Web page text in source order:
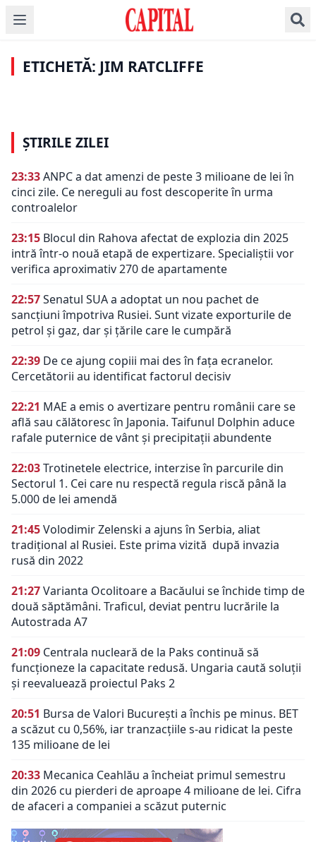
ETICHETĂ: JIM RATCLIFFE
„armele nucleare
digitale”. Directorul
asupra noii curse
tehnologice
ȘTIRI DE ULTIMĂ ORĂ
Un nou miliardar la
Cine a devenit
proprietarul clubului
construiască mașini
vehemenți susținători
ȘTIRILE ZILEI
23:33ANPC a dat amenzi de peste 3 milioane de lei în
cinci zile. Ce nereguli au fost descoperite în urma
controalelor
23:15 Blocul din Rahova afectat de explozia din 2025
intră într-o nouă etapă de expertizare. Specialiștii vor
verifica aproximativ 270 de apartamente
22:57Senatul SUA a adoptat un nou pachet de
sancțiuni împotriva Rusiei. Sunt vizate exporturile de
petrol și gaz, dar și țările care le cumpără
22:39 De ce ajung copiii mai des în fața ecranelor.
Cercetătorii au identificat factorul decisiv
22:21 MAE a emis o avertizare pentru românii care se
află sau călătoresc în Japonia. Taifunul Dolphin aduce
rafale puternice de vânt și precipitații abundente
22:03Trotinetele electrice, interzise în parcurile din
Sectorul 1. Cei care nu respectă regula riscă până la
5.000 de lei amendă
21:45Volodimir Zelenski a ajuns în Serbia, aliat
tradiţional al Rusiei. Este prima vizită după invazia
rusă din 2022
21:27Varianta Ocolitoare a Bacăului se închide timp de
două săptămâni. Traficul, deviat pentru lucrările la
Autostrada A7
21:09 Centrala nucleară de la Paks continuă să
funcționeze la capacitate redusă. Ungaria caută soluții
și reevaluează proiectul Paks 2
20:51 Bursa de Valori București a închis pe minus. BET
a scăzut cu 0,56%, iar tranzacțiile s-au ridicat la peste
135 milioane de lei
20:33 Mecanica Ceahlău a încheiat primul semestru
din 2026 cu pierderi de aproape 4 milioane de lei. Cifra
de afaceri a companiei a scăzut puternic